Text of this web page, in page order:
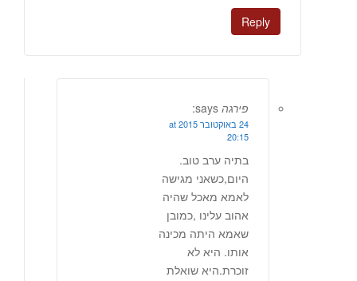
Reply
פירגה says:
24 באוקטובר 2015 at
20:15
בתיה ערב טוב.
היום,כשאני מגישה
לאמא מאכל שהיה
אהוב עלינו ,כמובן
שאמא היתה מכינה
אותו. היא לא
זוכרת.היא שואלת